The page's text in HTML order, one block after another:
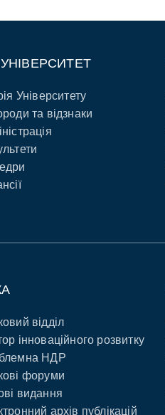
Університету
та відзнаки
відділ
інноваційного розвитку
НДР
форуми
видання
архів публікацій